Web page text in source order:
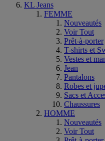
KL Jeans
FEMME
Nouveautés
Voir Tout
Prêt-à-porter
T-shirts et
Vestes et
Jean
Pantalons
Robes et
Sacs et
Chaussures
HOMME
Nouveautés
Voir Tout